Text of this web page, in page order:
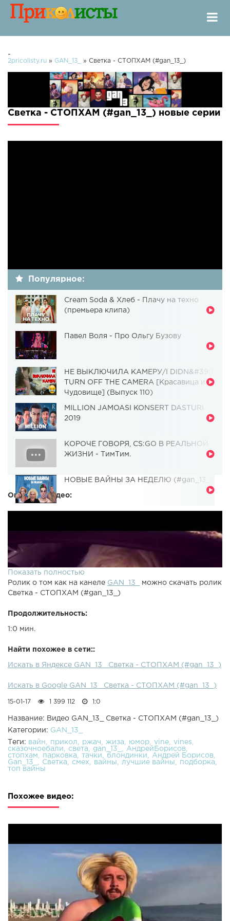
-
2pricolisty.ru » GAN_13_ » Светка - СТОПХАМ (#gan_13_)
Светка - СТОПХАМ (#gan_13_) новые серии
Популярное:
Cream Soda & Хлеб - Плачу на техно
(премьера клипа)
Павел Воля - Про Ольгу Бузову
НЕ ВЫКЛЮЧИЛА КАМЕРУ/I DIDN&#39;T
TURN OFF THE CAMERA [Красавица и
Чудовище] (Выпуск 110)
MILLION JAMOASI KONSERT DASTURI
2019
КОРОЧЕ ГОВОРЯ, CS:GO В РЕАЛЬНОЙ
ЖИЗНИ - ТимТим.
НОВЫЕ ВАЙНЫ ЗА НЕДЕЛЮ (#gan_13_)
Описание видео:
Показать полностью
Ролик о том как на канеле GAN_13_
можно скачать ролик
Светка - СТОПХАМ (#gan_13_)
Продолжительность:
1:0 мин.
Найти похожее в сети::
Искать в Яндексе GAN_13_ Светка - СТОПХАМ (#gan_13_)
Искать в Google GAN_13_ Светка - СТОПХАМ (#gan_13_)
15-01-17 1 399 112 1:0
Название: Видео GAN_13_ Светка - СТОПХАМ (#gan_13_)
Категории: GAN_13_
Теги: вайн прикол ржач жиза юмор vine
vines
сказочноебали
света gan_13_
АндрейБорисов
стопхам
парковка тачки блондинки
Андрей Борисов
Gan_13_
Светка смех вайны лучшие вайны
подборка
топ вайны
Похожее видео: